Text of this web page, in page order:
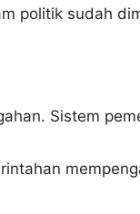
politik sudah
Sistem